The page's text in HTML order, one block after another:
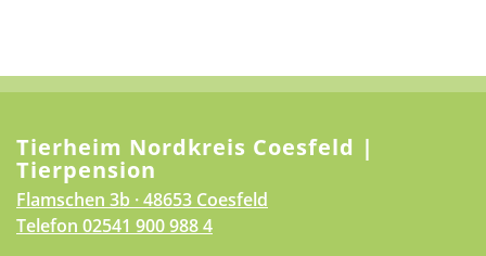
Tierheim Nordkreis Coesfeld |
Tierpension
Flamschen 3b · 48653 Coesfeld
Telefon 02541 900 988 4